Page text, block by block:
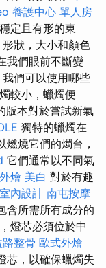
養護中心 單人房
定且有形的東
狀，大小和顏色
我們眼前不斷變
們可以使用哪些
較小，蠟燭便
版本對於嘗試新氣
獨特的蠟燭在
燒它們的燭台，
它們通常以不同氣
燴 美白 對於有趣
室內設計 南屯按摩
含所需所有成分的
燈芯必須位於中
整骨 歐式外燴
芯，以確保蠟燭失